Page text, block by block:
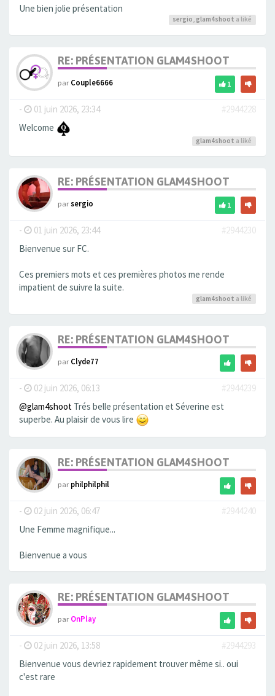
Une bien jolie présentation
sergio, glam4shoot a liké
RE: PRÉSENTATION GLAM4SHOOT
parCouple6666 1
- 01 juin 2026, 23:34
#2944228
Welcome
glam4shoot a liké
RE: PRÉSENTATION GLAM4SHOOT
parsergio 1
- 01 juin 2026, 23:44
#2944230
Bienvenue sur FC.
Ces premiers mots et ces premières photos me rende
impatient de suivre la suite.
glam4shoot a liké
RE: PRÉSENTATION GLAM4SHOOT
parClyde77
- 02 juin 2026, 06:13
#2944239
@glam4shoot Trés belle présentation et Séverine est
superbe. Au plaisir de vous lire
RE: PRÉSENTATION GLAM4SHOOT
parphilphilphil
- 02 juin 2026, 06:47
#2944240
Une Femme magnifique...
Bienvenue a vous
RE: PRÉSENTATION GLAM4SHOOT
parOnPlay
- 02 juin 2026, 13:58
#2944293
Bienvenue vous devriez rapidement trouver même si.. oui
c'est rare